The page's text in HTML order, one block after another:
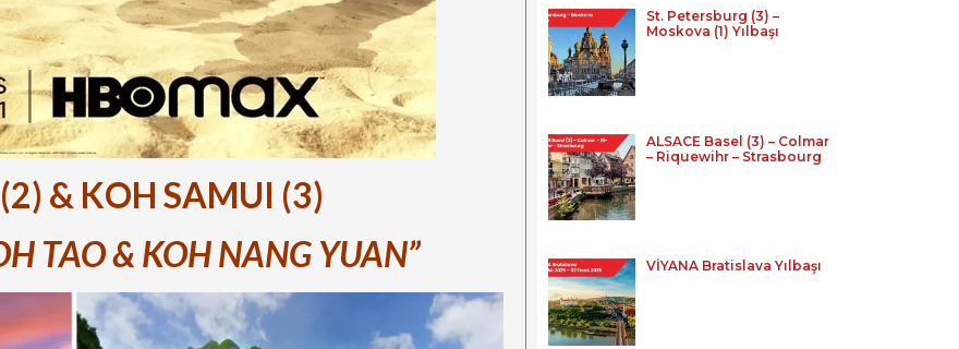
& KOH SAMUI (3)
TAO & KOH NANG YUAN”
St. Petersburg (3) –
Moskova (1) Yılbaşı
ALSACE Basel (3) – Colmar
– Riquewihr – Strasbourg
VİYANA Bratislava Yılbaşı